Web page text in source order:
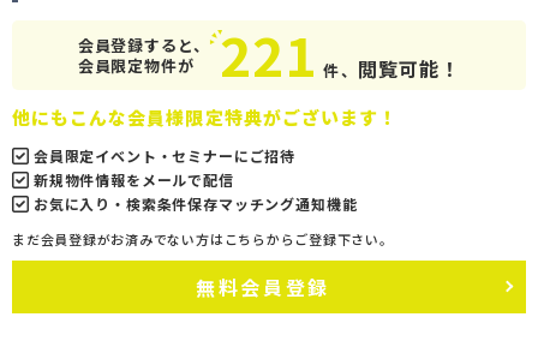
会員登録すると、
会員限定物件が
221 件、 閲覧可能！
他にもこんな会員様限定特典がございます！
会員限定イベント・セミナーにご招待
新規物件情報をメールで配信
お気に入り・検索条件保存マッチング通知機能
まだ会員登録がお済みでない方はこちらからご登録下さい。
無料会員登録